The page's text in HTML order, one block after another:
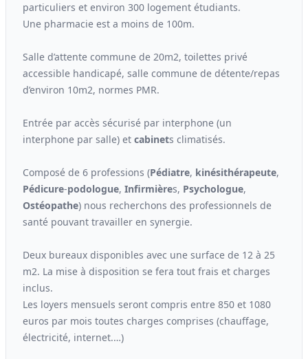
particuliers et environ 300 logement étudiants.
Une pharmacie est a moins de 100m.
Salle d’attente commune de 20m2, toilettes privé
accessible handicapé, salle commune de détente/repas
d’environ 10m2, normes PMR.
Entrée par accès sécurisé par interphone (un
interphone par salle) et cabinets climatisés.
Composé de 6 professions (Pédiatre, kinésithérapeute,
Pédicure-podologue, Infirmières, Psychologue,
Ostéopathe) nous recherchons des professionnels de
santé pouvant travailler en synergie.
Deux bureaux disponibles avec une surface de 12 à 25
m2. La mise à disposition se fera tout frais et charges
inclus.
Les loyers mensuels seront compris entre 850 et 1080
euros par mois toutes charges comprises (chauffage,
électricité, internet.…)